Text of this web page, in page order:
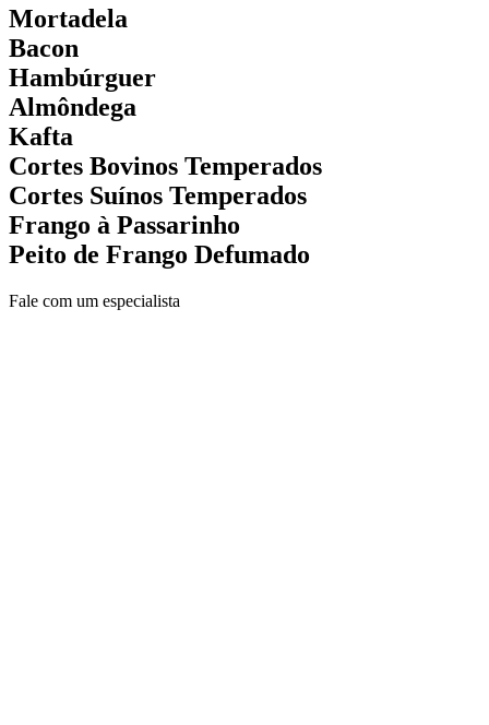
Mortadela
Bacon
Hambúrguer
Almôndega
Kafta
Cortes Bovinos Temperados
Cortes Suínos Temperados
Frango à Passarinho
Peito de Frango Defumado
Fale com um especialista